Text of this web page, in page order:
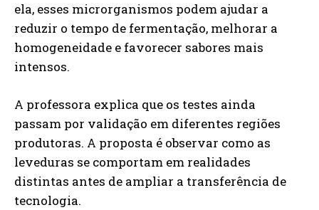
ela, esses microrganismos podem ajudar a
reduzir o tempo de fermentação, melhorar a
homogeneidade e favorecer sabores mais
intensos.
A professora explica que os testes ainda
passam por validação em diferentes regiões
produtoras. A proposta é observar como as
leveduras se comportam em realidades
distintas antes de ampliar a transferência de
tecnologia.